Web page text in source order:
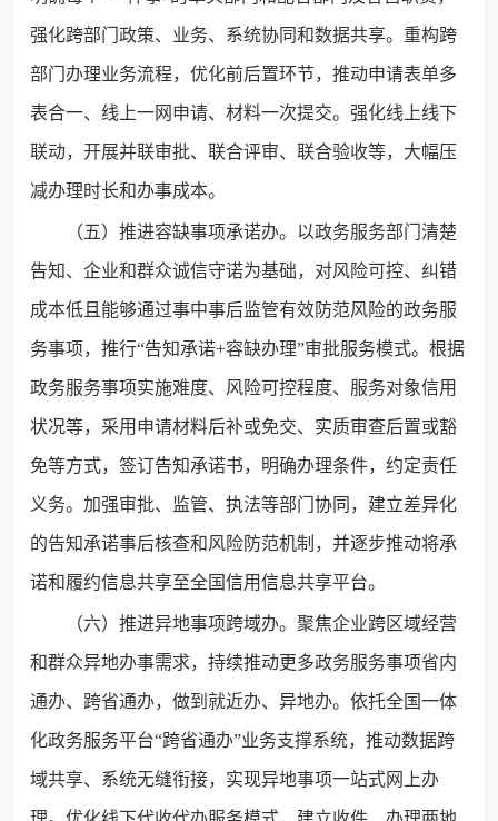
强化跨部门政策、业务、系统协同和数据共享。重构跨
部门办理业务流程，优化前后置环节，推动申请表单多
表合一、线上一网申请、材料一次提交。强化线上线下
联动，开展并联审批、联合评审、联合验收等，大幅压
减办理时长和办事成本。
（五）推进容缺事项承诺办。以政务服务部门清楚
告知、企业和群众诚信守诺为基础，对风险可控、纠错
成本低且能够通过事中事后监管有效防范风险的政务服
务事项，推行“告知承诺+容缺办理”审批服务模式。根据
政务服务事项实施难度、风险可控程度、服务对象信用
状况等，采用申请材料后补或免交、实质审查后置或豁
免等方式，签订告知承诺书，明确办理条件，约定责任
义务。加强审批、监管、执法等部门协同，建立差异化
的告知承诺事后核查和风险防范机制，并逐步推动将承
诺和履约信息共享至全国信用信息共享平台。
（六）推进异地事项跨域办。聚焦企业跨区域经营
和群众异地办事需求，持续推动更多政务服务事项省内
通办、跨省通办，做到就近办、异地办。依托全国一体
化政务服务平台“跨省通办”业务支撑系统，推动数据跨
域共享、系统无缝衔接，实现异地事项一站式网上办